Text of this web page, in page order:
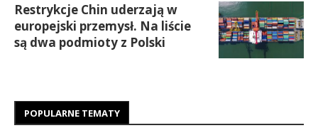
Restrykcje Chin uderzają w
europejski przemysł. Na liście
są dwa podmioty z Polski
POPULARNE TEMATY